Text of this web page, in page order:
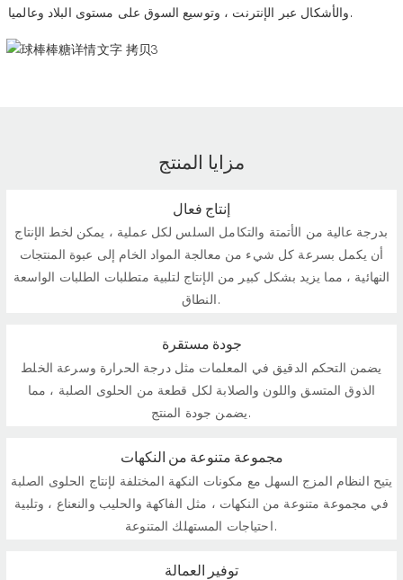
والأشكال عبر الإنترنت ، وتوسيع السوق على مستوى البلاد وعالميا.
مزايا المنتج
إنتاج فعال
بدرجة عالية من الأتمتة والتكامل السلس لكل عملية ، يمكن لخط الإنتاج
أن يكمل بسرعة كل شيء من معالجة المواد الخام إلى عبوة المنتجات
النهائية ، مما يزيد بشكل كبير من الإنتاج لتلبية متطلبات الطلبات الواسعة
النطاق.
جودة مستقرة
يضمن التحكم الدقيق في المعلمات مثل درجة الحرارة وسرعة الخلط
الذوق المتسق واللون والصلابة لكل قطعة من الحلوى الصلبة ، مما
يضمن جودة المنتج.
مجموعة متنوعة من النكهات
يتيح النظام المزج السهل مع مكونات النكهة المختلفة لإنتاج الحلوى الصلبة
في مجموعة متنوعة من النكهات ، مثل الفاكهة والحليب والنعناع ، وتلبية
احتياجات المستهلك المتنوعة.
توفير العمالة